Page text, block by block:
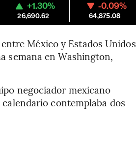
+1.30%
26,690.62
-0.09%
64,875.08
México y Estados Unidos
semana en Washington,
negociador mexicano
contemplaba dos